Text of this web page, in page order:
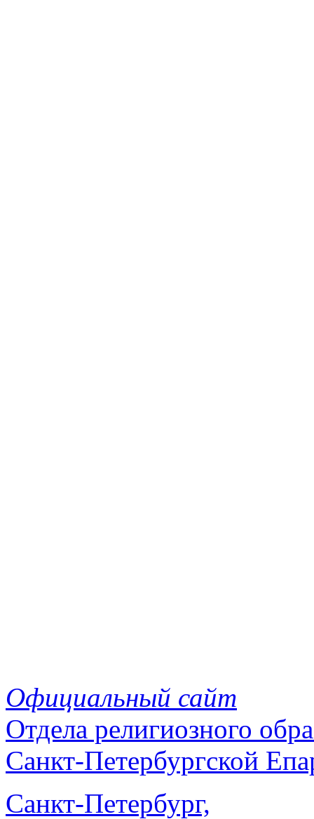
Официальный сайт
Отдела религиозного
Санкт-Петербургской
Санкт-Петербург,